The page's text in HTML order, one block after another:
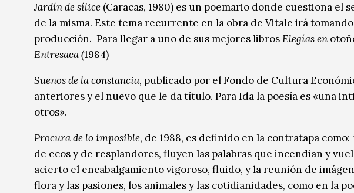
Jardín de sílice (Caracas, 1980) es un poemario donde cuestiona el
de la misma. Este tema recurrente en la obra de Vitale irá
producción. Para llegar a uno de sus mejores librosElegías en
Entresaca (1984)
Sueños de la constancia, publicado por el Fondo de Cultura
anteriores y el nuevo que le da título. Para Ida la poesía es «una
otros».
Procura de lo imposible, de 1988, es definido en la contratapa
de ecos y de resplandores, fluyen las palabras que incendian y
acierto el encabalgamiento vigoroso, fluido, y la reunión de
flora y las pasiones, los animales y las cotidianidades, como en la